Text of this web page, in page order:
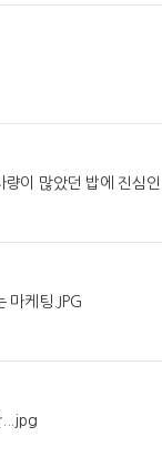
이 많았던 밥에 진심
마케팅.JPG
...jpg